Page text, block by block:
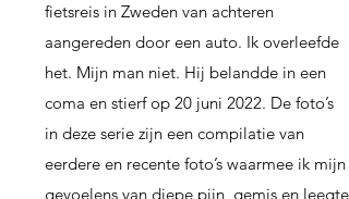
fietsreis in Zweden van achteren
aangereden door een auto. Ik overleefde
het. Mijn man niet. Hij belandde in een
coma en stierf op 20 juni 2022. De foto’s
in deze serie zijn een compilatie van
eerdere en recente foto’s waarmee ik mijn
gevoelens van diepe pijn, gemis en leegte